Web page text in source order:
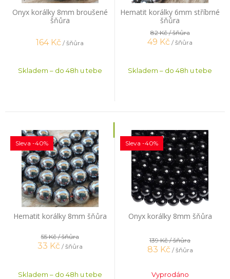
Onyx korálky 8mm broušené
šňůra
164 Kč / šňůra
Skladem – do 48h u tebe
Hematit korálky 6mm stříbrné
šňůra
82 Kč/ šňůra
49 Kč / šňůra
Skladem – do 48h u tebe
Hematit korálky 8mm šňůra
Sleva -40%
55 Kč/ šňůra
33 Kč / šňůra
Skladem – do 48h u tebe
Onyx korálky 8mm šňůra
Sleva -40%
139 Kč/ šňůra
83 Kč / šňůra
Vyprodáno